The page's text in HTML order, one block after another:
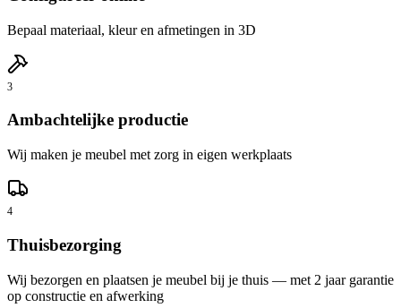
Bepaal materiaal, kleur en afmetingen in 3D
3
Ambachtelijke productie
Wij maken je meubel met zorg in eigen werkplaats
4
Thuisbezorging
Wij bezorgen en plaatsen je meubel bij je thuis — met 2 jaar garantie
op constructie en afwerking